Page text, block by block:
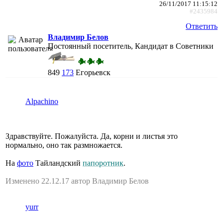
26/11/2017 11:15:12
#2435984
Ответить
Владимир Белов
Постоянный посетитель, Кандидат в Советники
849 173 Егорьевск
Alpachino
Здравствуйте. Пожалуйста. Да, корни и листья это
нормально, оно так размножается.
На фото Тайландский папоротник.
Изменено 22.12.17 автор Владимир Белов
yurr